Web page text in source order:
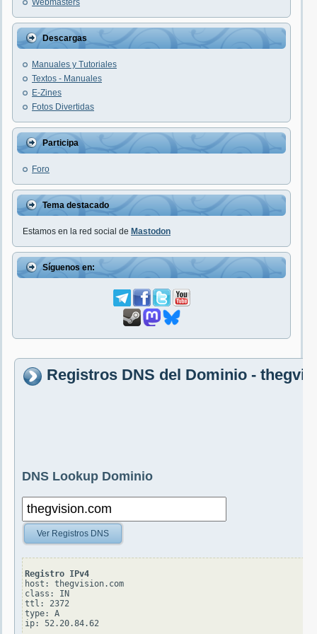
Webmasters
Descargas
Manuales y Tutoriales
Textos - Manuales
E-Zines
Fotos Divertidas
Participa
Foro
Tema destacado
Estamos en la red social de Mastodon
Síguenos en:
Registros DNS del Dominio -
DNS Lookup Dominio
Ver Registros DNS
Registro IPv4
host: thegvision.com
class: IN
ttl: 2372
type: A